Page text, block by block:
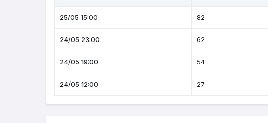
25/05 15:00 82
24/05 23:00 62
24/05 19:00 54
24/05 12:00 27